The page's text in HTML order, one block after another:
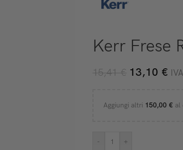
Kerr Frese
15,41€ 13,10 €
Aggiungi altri 150,00 € al
- +